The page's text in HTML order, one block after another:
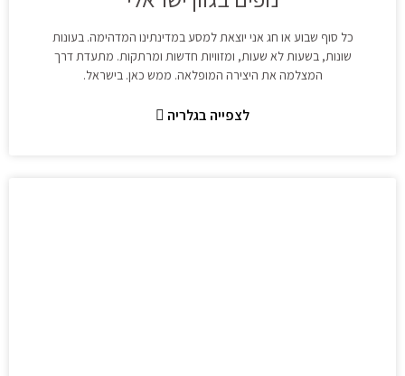
כל סוף שבוע או חג אני יוצאת למסע במדינתינו המדהימה. בעונות
שונות, בשעות לא שעות, ומזוויות חדשות ומרתקות. מתעדת דרך
המצלמה את היצירה המופלאה. ממש כאן. בישראל.
לצפייה בגלריה